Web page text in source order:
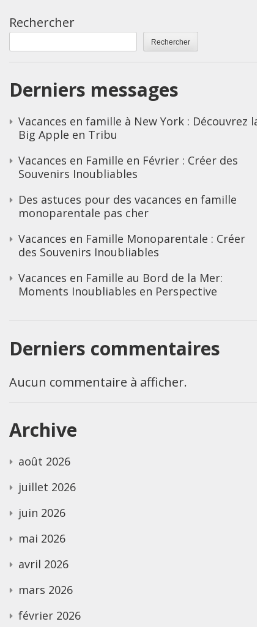
Rechercher
Rechercher
Derniers messages
Vacances en famille à New York : Découvrez la
Big Apple en Tribu
Vacances en Famille en Février : Créer des
Souvenirs Inoubliables
Des astuces pour des vacances en famille
monoparentale pas cher
Vacances en Famille Monoparentale : Créer
des Souvenirs Inoubliables
Vacances en Famille au Bord de la Mer:
Moments Inoubliables en Perspective
Derniers commentaires
Aucun commentaire à afficher.
Archive
août 2026
juillet 2026
juin 2026
mai 2026
avril 2026
mars 2026
février 2026